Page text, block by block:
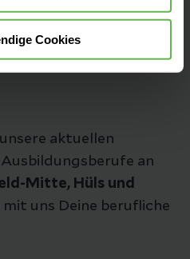
Cookies
aktuellen
an
Mitte, Hüls und
mit uns Deine berufliche